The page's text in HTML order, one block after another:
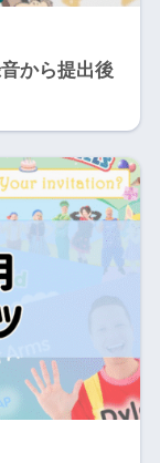
から提出後